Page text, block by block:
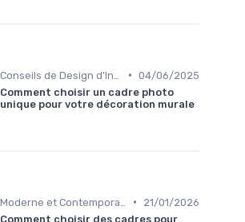
• 04/06/2025
Comment choisir un cadre photo
unique pour votre décoration murale
•
21/01/2026
Comment choisir des cadres pour